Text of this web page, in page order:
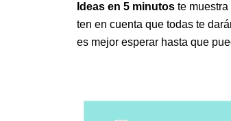
Ideas en 5 minutos te
ten en cuenta que todas te
es mejor esperar hasta que